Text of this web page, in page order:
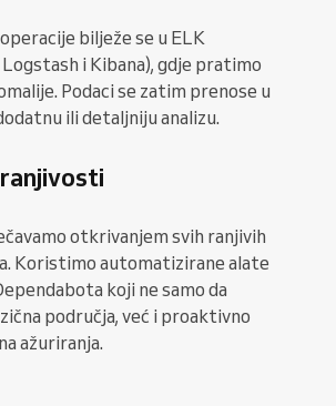
bilježe se u ELK
i Kibana), gdje pratimo
Podaci se zatim prenose u
ili detaljniju analizu.
otkrivanjem svih ranjivih
Koristimo automatizirane alate
koji ne samo da
područja, već i proaktivno
ažuriranja.